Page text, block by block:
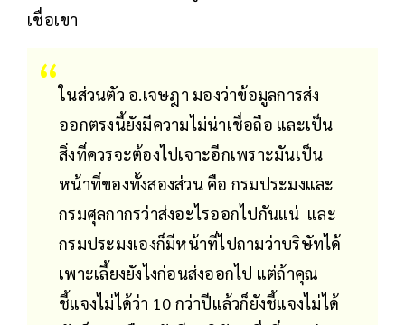
เชื่อเขา
ในส่วนตัว อ.เจษฎา มองว่าข้อมูลการส่ง
ออกตรงนี้ยังมีความไม่น่าเชื่อถือ และเป็น
สิ่งที่ควรจะต้องไปเจาะอีกเพราะมันเป็น
หน้าที่ของทั้งสองส่วน คือ กรมประมงและ
กรมศุลกากรว่าส่งอะไรออกไปกันแน่ และ
กรมประมงเองก็มีหน้าที่ไปถามว่าบริษัทได้
เพาะเลี้ยงยังไงก่อนส่งออกไป แต่ถ้าคุณ
ชี้แจงไม่ได้ว่า 10 กว่าปีแล้วก็ยังชี้แจงไม่ได้